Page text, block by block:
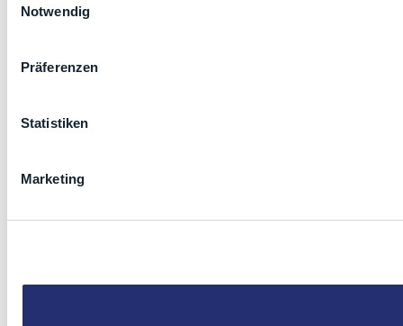
Notwendig
Präferenzen
Statistiken
Marketing